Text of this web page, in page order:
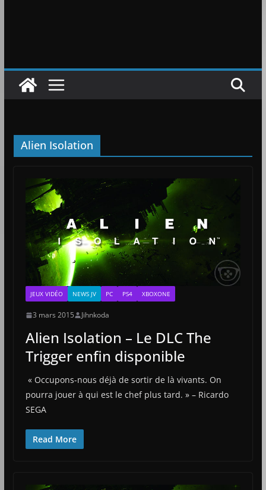
Alien Isolation
JEUX VIDÉO NEWS JV PC PS4 XBOXONE
3 mars 2015 Jihnkoda
Alien Isolation – Le DLC The
Trigger enfin disponible
« Occupons-nous déjà de sortir de là vivants. On
pourra jouer à qui est le chef plus tard. » – Ricardo
SEGA
Read More